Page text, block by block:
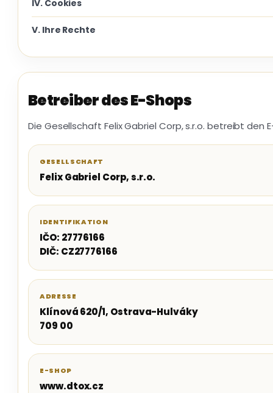
IV. Cookies
V. Ihre Rechte
Betreiber des E-Shops
Die Gesellschaft Felix Gabriel Corp, s.r.o. betreibt den
GESELLSCHAFT
Felix Gabriel Corp, s.r.o.
IDENTIFIKATION
IČO: 27776166
DIČ: CZ27776166
ADRESSE
Klínová 620/1, Ostrava-Hulváky
709 00
E-SHOP
www.dtox.cz